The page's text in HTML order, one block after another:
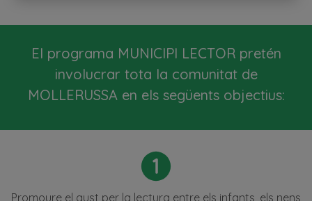
El programa MUNICIPI LECTOR pretén
involucrar tota la comunitat de
MOLLERUSSA en els següents objectius:
Promoure el gust per la lectura entre els infants, els nens